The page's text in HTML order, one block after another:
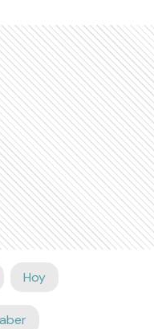
Hoy